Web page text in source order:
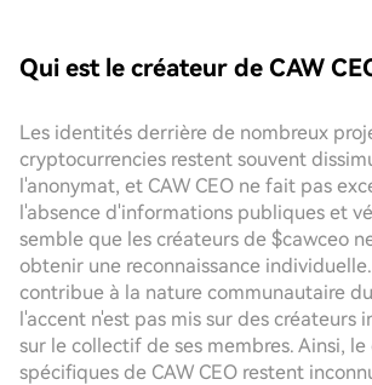
Qui est le créateur de CAW
Les identités derrière de nombreux
cryptocurrencies restent souvent
l'anonymat, et CAW CEO ne fait pas
l'absence d'informations publiques et
semble que les créateurs de $cawceo
obtenir une reconnaissance
contribue à la nature communautaire
l'accent n'est pas mis sur des créateurs
sur le collectif de ses membres. Ainsi,
spécifiques de CAW CEO restent